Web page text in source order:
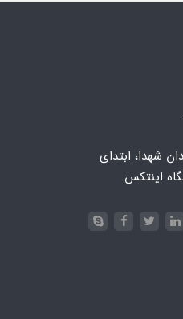
شهدا، ابتدای
اینتکس